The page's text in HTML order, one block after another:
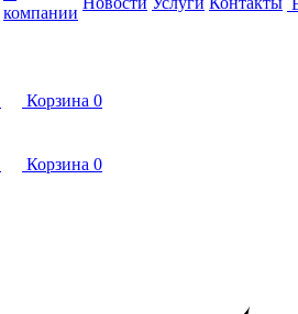
компании
Корзина 0
Корзина 0